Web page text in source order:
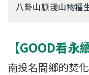
八卦山脈淺山物種
【GOOD看永
南投名間鄉的焚